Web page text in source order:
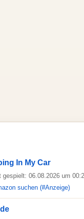
In My Car
gespielt: 06.08.2026 um
suchen (#Anzeige)